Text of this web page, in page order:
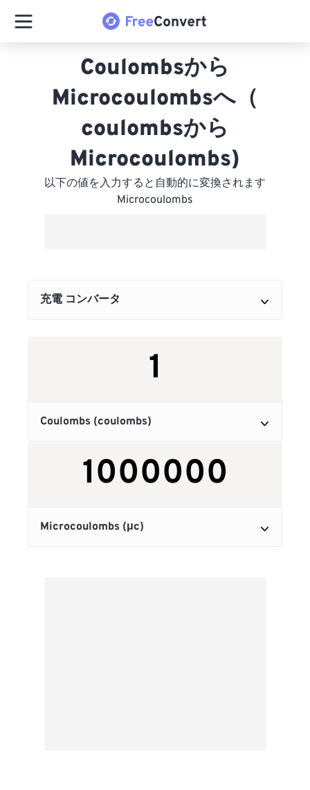
Coulombsから
Microcoulombsへ（
coulombsから
Microcoulombs)
以下の値を入力すると自動的に変換されます
Microcoulombs